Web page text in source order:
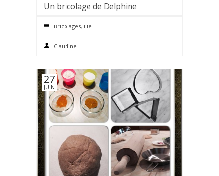
0 comments
Un bricolage de Delphine
Bricolages, Eté
Claudine
27
JUIN